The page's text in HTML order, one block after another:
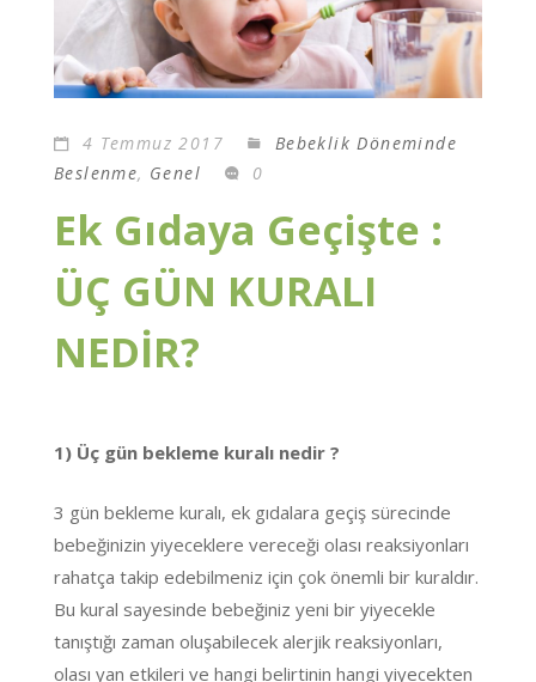
4 Temmuz 2017
Bebeklik Döneminde
Beslenme, Genel 0
Ek Gıdaya Geçişte :
ÜÇ GÜN KURALI
NEDİR?
1) Üç gün bekleme kuralı nedir ?
3 gün bekleme kuralı, ek gıdalara geçiş sürecinde
bebeğinizin yiyeceklere vereceği olası reaksiyonları
rahatça takip edebilmeniz için çok önemli bir kuraldır.
Bu kural sayesinde bebeğiniz yeni bir yiyecekle
tanıştığı zaman oluşabilecek alerjik reaksiyonları,
olası yan etkileri ve hangi belirtinin hangi yiyecekten